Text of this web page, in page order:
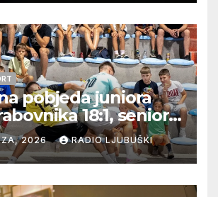
pobjeda juniora
18:1, seniori
u četvrtfinalu,
Crnopod u
Grljevići završili
2026 RADIO LJUBUŠKI